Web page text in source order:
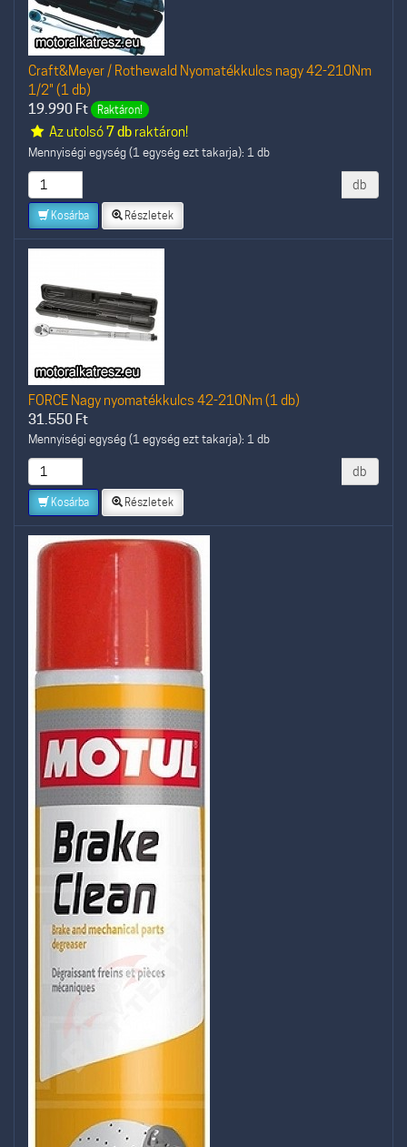
Craft&Meyer / Rothewald Nyomatékkulcs nagy 42-210Nm
1/2" (1 db)
19.990 Ft Raktáron!
Az utolsó7 dbraktáron!
Mennyiségi egység (1 egység ezt takarja): 1 db
db
Kosárba Részletek
FORCE Nagy nyomatékkulcs 42-210Nm (1 db)
31.550 Ft
Mennyiségi egység (1 egység ezt takarja): 1 db
db
Kosárba Részletek